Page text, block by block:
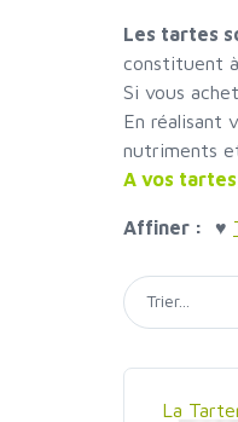
Les tartes
constituent
Si vous
En réalisant
nutriments
A vos
Affiner : ♥
La